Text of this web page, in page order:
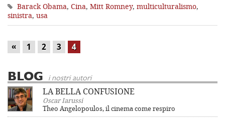
Barack Obama, Cina, Mitt Romney, multiculturalismo,
sinistra, usa
« 1 2 3 4
BLOG i nostri autori
LA BELLA CONFUSIONE
Oscar Iarussi
Theo Angelopoulos, il cinema come respiro